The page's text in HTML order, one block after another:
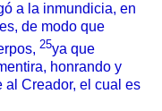
a la inmundicia, en
de modo que
25ya que
honrando y
al Creador, el cual es